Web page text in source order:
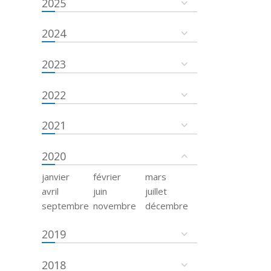
2024
2023
2022
2021
2020
janvier février
mars
avril
juin
juillet
septembre novembre décembre
2019
2018